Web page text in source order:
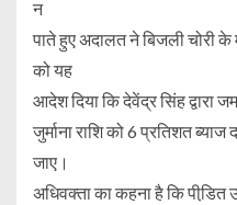
न
पाते हुए अदालत ने बिजली चोरी
को यह
आदेश दिया कि देवेंद्र सिंह द्वारा
जुर्माना राशि को 6 प्रतिशत
जाए।
अधिवक्ता का कहना है कि